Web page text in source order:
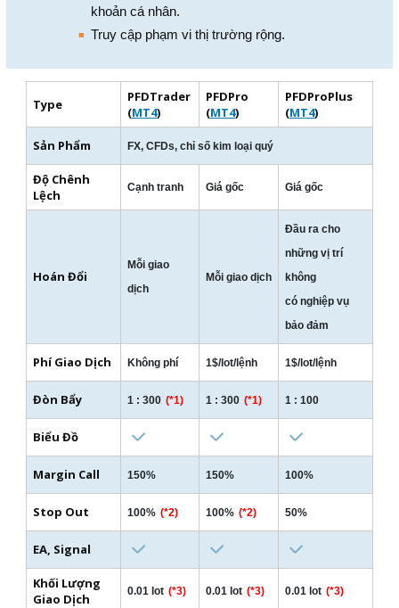
khoản cá nhân.
Truy cập phạm vi thị trường rộng.
Type
PFDTrader
(MT4)
PFDPro
(MT4)
PFDProPlus
(MT4)
Sản Phẩm FX, CFDs, chỉ số kim loại quý
Độ Chênh
Lệch
Cạnh tranh Giá gốc Giá gốc
Hoán Đổi
Mỗi giao
dịch
Mỗi giao dịch
Đầu ra cho
những vị trí
không
có nghiệp vụ
bảo đảm
Phí Giao Dịch Không phí 1$/lot/lệnh 1$/lot/lệnh
Đòn Bẩy 1 : 300 (*1) 1 : 300 (*1) 1 : 100
Biểu Đồ
Margin Call 150% 150% 100%
Stop Out 100% (*2) 100% (*2) 50%
EA, Signal
Khối Lượng
Giao Dịch
0.01 lot (*3) 0.01 lot (*3) 0.01 lot (*3)